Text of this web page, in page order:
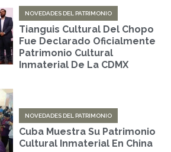
NOVEDADES DEL PATRIMONIO
Tianguis Cultural Del Chopo
Fue Declarado Oficialmente
Patrimonio Cultural
Inmaterial De La CDMX
NOVEDADES DEL PATRIMONIO
Cuba Muestra Su Patrimonio
Cultural Inmaterial En China